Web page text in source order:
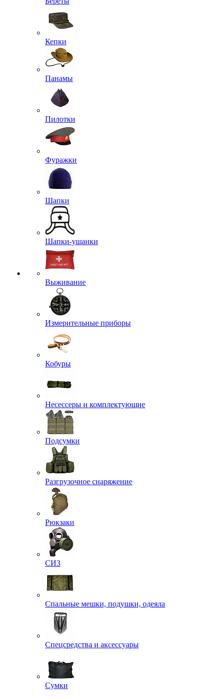
Кепки
Панамы
Пилотки
Фуражки
Шапки
Шапки-ушанки
Выживание
Измерительные приборы
Кобуры
Несессеры и комплектующие
Подсумки
Разгрузочное снаряжение
Рюкзаки
СИЗ
Спальные мешки, подушки, одеяла
Спецсредства и аксессуары
Сумки